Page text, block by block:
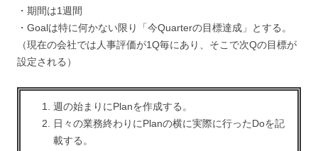
・期間は1週間
・Goalは特に何かない限り「今Quarterの目標達成」とする。
（現在の会社では人事評価が1Q毎にあり、そこで次Qの目標が
設定される）
週の始まりにPlanを作成する。
日々の業務終わりにPlanの横に実際に行ったDoを記
載する。